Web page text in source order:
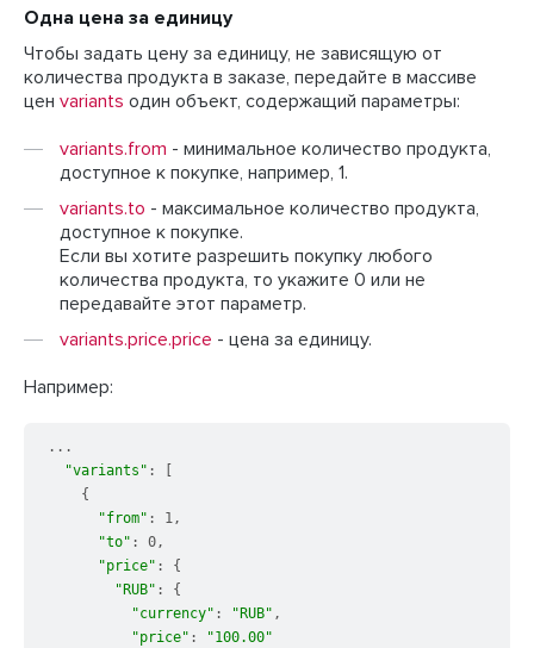
Одна цена за единицу
Чтобы задать цену за единицу, не зависящую от
количества продукта в заказе, передайте в массиве
цен variants один объект, содержащий параметры:
variants.from - минимальное количество продукта,
доступное к покупке, например, 1.
variants.to - максимальное количество продукта,
доступное к покупке.
Если вы хотите разрешить покупку любого
количества продукта, то укажите 0 или не
передавайте этот параметр.
variants.price.price - цена за единицу.
Например:
...
"variants" : [
    {
"from" : 1,
"to" : 0,
"price" : {
"RUB" : {
"currency" : "RUB" ,
"price" :
"100.00"